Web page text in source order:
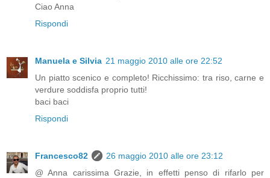
Ciao Anna
Rispondi
Manuela e Silvia 21 maggio 2010 alle ore 22:52
Un piatto scenico e completo! Ricchissimo: tra riso, carne e
verdure soddisfa proprio tutti!
baci baci
Rispondi
Francesco82
26 maggio 2010 alle ore 23:12
@ Anna carissima Grazie, in effetti penso di rifarlo per